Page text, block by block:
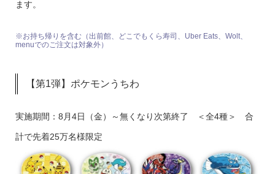
ます。
※お持ち帰りを含む（出前館、どこでもくら寿司、Uber Eats、Wolt、
menuでのご注文は対象外）
【第1弾】ポケモンうちわ
実施期間：8月4日（金）～無くなり次第終了 ＜全4種＞ 合
計で先着25万名様限定